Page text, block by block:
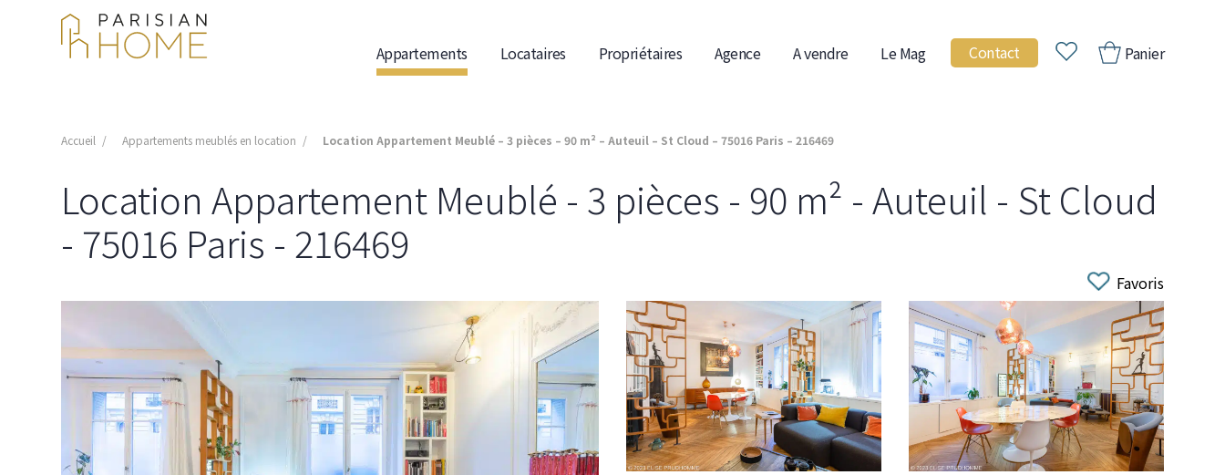
Appartements Locataires Propriétaires Agence A vendre Le Mag Contact Panier
Accueil Appartements meublés en location Location Appartement Meublé – 3 pièces – 90 m² – Auteuil – St Cloud – 75016 Paris – 216469
Location Appartement Meublé - 3 pièces - 90 m² - Auteuil - St Cloud
- 75016 Paris - 216469
Favoris